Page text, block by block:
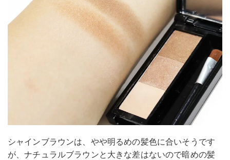
シャインブラウンは、やや明るめの髪色に合いそうです
が、ナチュラルブラウンと大きな差はないので暗めの髪